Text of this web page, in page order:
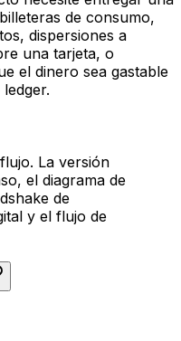
de consumo,
dispersiones a
una tarjeta, o
el dinero sea gastable
La versión
el diagrama de
de
y el flujo de